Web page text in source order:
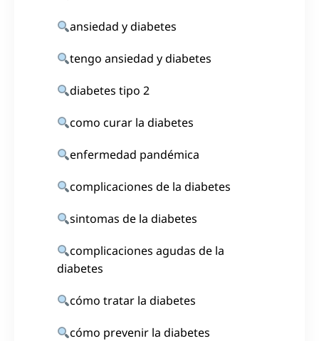
ansiedad y diabetes
tengo ansiedad y diabetes
diabetes tipo 2
como curar la diabetes
enfermedad pandémica
complicaciones de la diabetes
sintomas de la diabetes
complicaciones agudas de la
diabetes
cómo tratar la diabetes
cómo prevenir la diabetes